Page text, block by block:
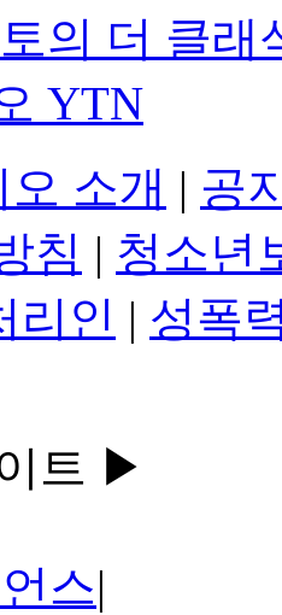
의 더 클래
YTN
소개 | 공
침 | 청소년
리인 | 성폭
트 ▶
스|